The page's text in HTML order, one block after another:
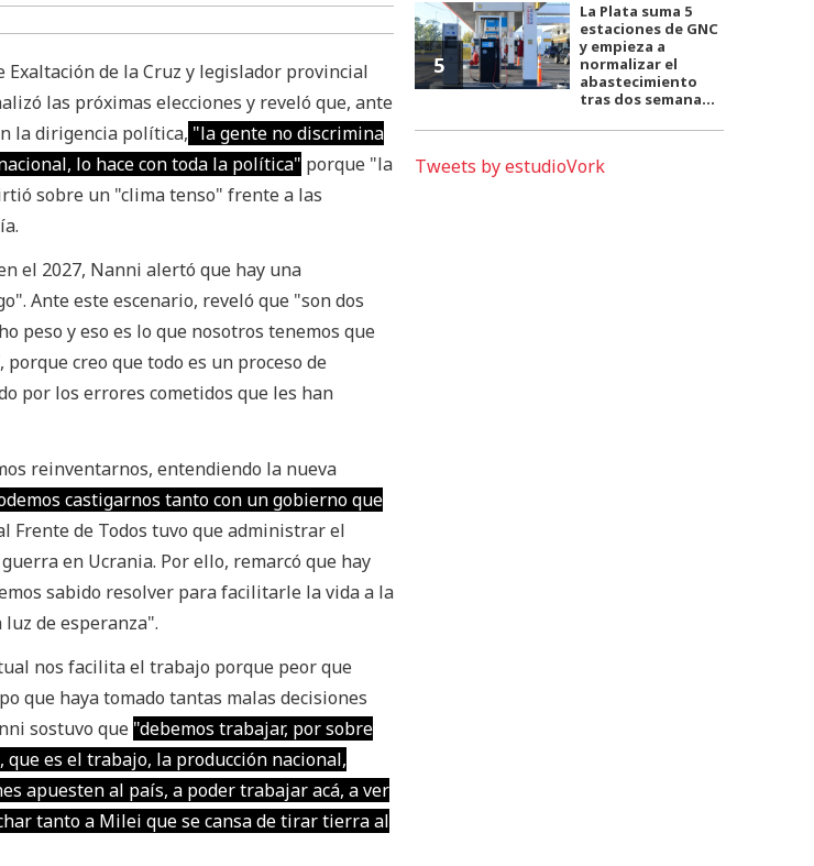
de la Cruz y legislador provincial
las próximas elecciones y reveló que, ante
la dirigencia política, "la gente no discrimina
lo hace con toda la política" porque "la
sobre un "clima tenso" frente a las
el 2027, Nanni alertó que hay una
Ante este escenario, reveló que "son dos
peso y eso es lo que nosotros tenemos que
creo que todo es un proceso de
por los errores cometidos que les han
reinventarnos, entendiendo la nueva
castigarnos tanto con un gobierno que
Frente de Todos tuvo que administrar el
en Ucrania. Por ello, remarcó que hay
sabido resolver para facilitarle la vida a la
de esperanza".
nos facilita el trabajo porque peor que
que haya tomado tantas malas decisiones
sostuvo que "debemos trabajar, por sobre
es el trabajo, la producción nacional,
apuesten al país, a poder trabajar acá, a ver
tanto a Milei que se cansa de tirar tierra al
5
La Plata suma 5
estaciones de GNC
y empieza a
normalizar el
abastecimiento
tras dos semana...
Tweets by estudioVork